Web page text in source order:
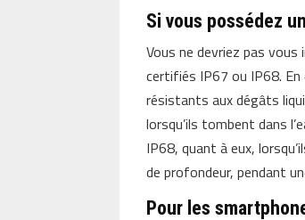
Si vous possédez
Vous ne devriez pas
certifiés IP67 ou IP68.
résistants aux dégâts
lorsqu’ils tombent dans
IP68, quant à eux,
de profondeur, pendant
Pour les